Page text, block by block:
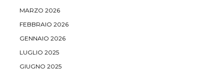
MARZO 2026
FEBBRAIO 2026
GENNAIO 2026
LUGLIO 2025
GIUGNO 2025